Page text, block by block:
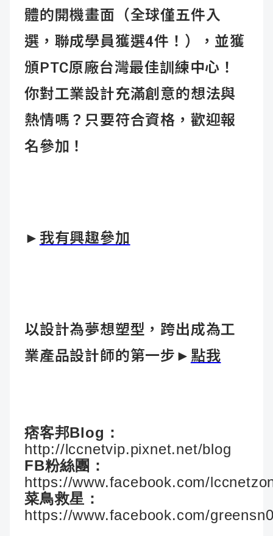
體的開機畫面（全球僅五件入
選，聯成學員獲選4件！），並獲
頒PTC原廠台灣最佳訓練中心！
你對工業設計充滿創意的想法與
熱情嗎？只要符合資格，歡迎報
名參加！
► 我有興趣參加
以設計為夢想塑型，跨出成為工
業產品設計師的第一步 ► 點我
痞客邦Blog：
http://lccnetvip.pixnet.net/blog
FB粉絲團：
https://www.facebook.com/
菜鳥救星：
https://www.facebook.com/